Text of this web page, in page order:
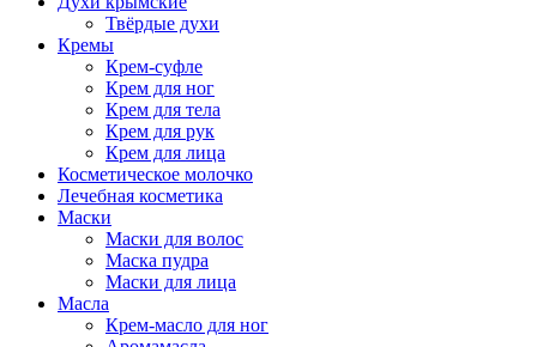
Твёрдые духи
Кремы
Крем-суфле
Крем для ног
Крем для тела
Крем для рук
Крем для лица
Косметическое молочко
Лечебная косметика
Маски
Маски для волос
Маска пудра
Маски для лица
Масла
Крем-масло для ног